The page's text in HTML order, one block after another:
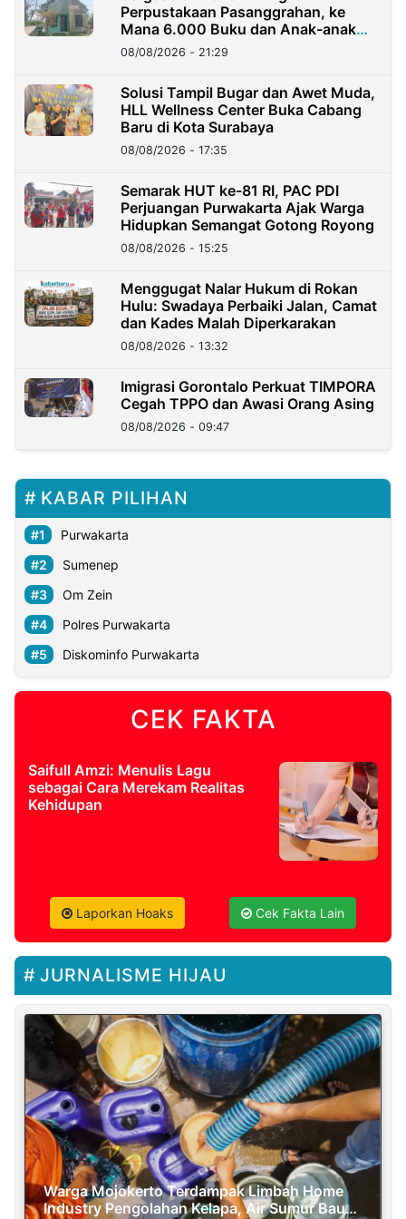
Perpustakaan Pasanggrahan, ke
Mana 6.000 Buku dan Anak-anak
Kini?
08/08/2026 - 21:29
Solusi Tampil Bugar dan Awet Muda,
HLL Wellness Center Buka Cabang
Baru di Kota Surabaya
08/08/2026 - 17:35
Semarak HUT ke-81 RI, PAC PDI
Perjuangan Purwakarta Ajak Warga
Hidupkan Semangat Gotong Royong
08/08/2026 - 15:25
Menggugat Nalar Hukum di Rokan
Hulu: Swadaya Perbaiki Jalan, Camat
dan Kades Malah Diperkarakan
08/08/2026 - 13:32
Imigrasi Gorontalo Perkuat TIMPORA
Cegah TPPO dan Awasi Orang Asing
08/08/2026 - 09:47
KABAR PILIHAN
Purwakarta
Sumenep
Om Zein
Polres Purwakarta
Diskominfo Purwakarta
CEK FAKTA
Saifull Amzi: Menulis Lagu
sebagai Cara Merekam Realitas
Kehidupan
Laporkan Hoaks Cek Fakta Lain
JURNALISME HIJAU
Warga Mojokerto Terdampak Limbah Home
Industry Pengolahan Kelapa, Air Sumur Bau